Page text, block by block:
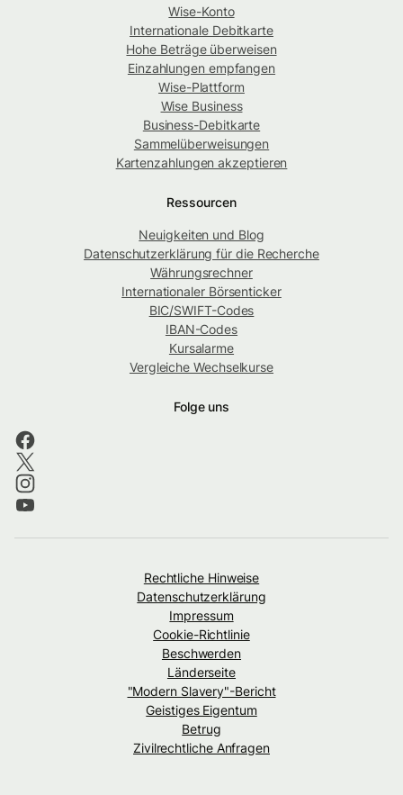
Wise-Konto
Internationale Debitkarte
Hohe Beträge überweisen
Einzahlungen empfangen
Wise-Plattform
Wise Business
Business-Debitkarte
Sammelüberweisungen
Kartenzahlungen akzeptieren
Ressourcen
Neuigkeiten und Blog
Datenschutzerklärung für die Recherche
Währungsrechner
Internationaler Börsenticker
BIC/SWIFT-Codes
IBAN-Codes
Kursalarme
Vergleiche Wechselkurse
Folge uns
Rechtliche Hinweise
Datenschutzerklärung
Impressum
Cookie-Richtlinie
Beschwerden
Länderseite
"Modern Slavery"-Bericht
Geistiges Eigentum
Betrug
Zivilrechtliche Anfragen